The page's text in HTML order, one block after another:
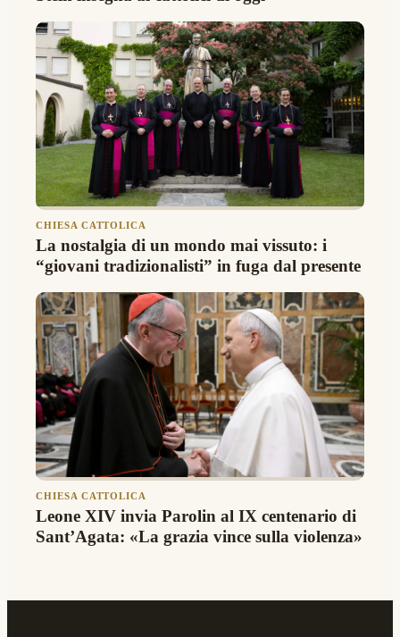
CHIESA CATTOLICA
La nostalgia di un mondo mai vissuto: i
“giovani tradizionalisti” in fuga dal presente
CHIESA CATTOLICA
Leone XIV invia Parolin al IX centenario di
Sant’Agata: «La grazia vince sulla violenza»